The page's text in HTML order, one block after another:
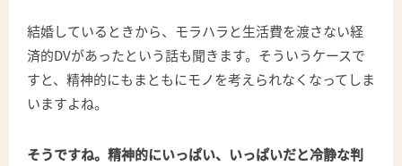
結婚しているときから、モラハラと生活費を渡さない経
済的DVがあったという話も聞きます。そういうケースで
すと、精神的にもまともにモノを考えられなくなってしま
いますよね。
そうですね。精神的にいっぱい、いっぱいだと冷静な判